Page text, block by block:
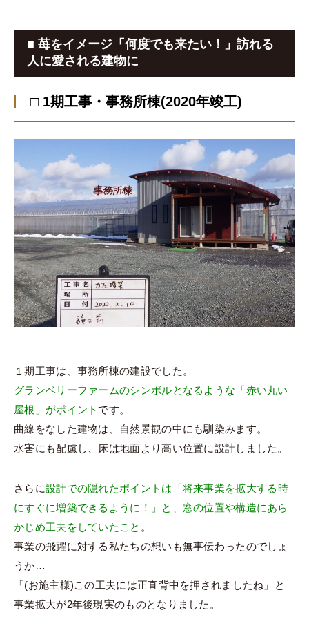
■ 苺をイメージ「何度でも来たい！」訪れる
人に愛される建物に
□ 1期工事・事務所棟(2020年竣工)
１期工事は、事務所棟の建設でした。
グランベリーファームのシンボルとなるような「赤い丸い
屋根」がポイント です。
曲線をなした建物は、自然景観の中にも馴染みます。
水害にも配慮し、床は地面より高い位置に設計しました。
さらに設計での隠れたポイントは「将来事業を拡大する時
にすぐに増築できるように！」と、窓の位置や構造にあら
かじめ工夫をしていたこと 。
事業の飛躍に対する私たちの想いも無事伝わったのでしょ
うか…
「(お施主様)この工夫には正直背中を押されましたね」と
事業拡大が2年後現実のものとなりました。